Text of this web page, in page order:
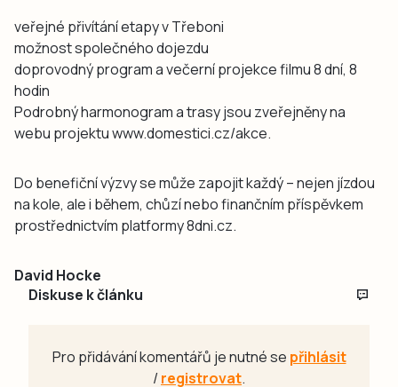
veřejné přivítání etapy v Třeboni
možnost společného dojezdu
doprovodný program a večerní projekce filmu 8 dní, 8
hodin
Podrobný harmonogram a trasy jsou zveřejněny na
webu projektu www.domestici.cz/akce.
Do benefiční výzvy se může zapojit každý – nejen jízdou
na kole, ale i během, chůzí nebo finančním příspěvkem
prostřednictvím platformy 8dni.cz.
David Hocke
Diskuse k článku
Pro přidávání komentářů je nutné se přihlásit
/registrovat.